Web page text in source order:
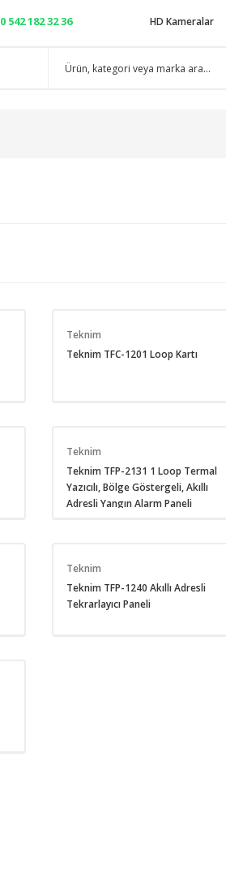
0 542 182 32 36 HD Kameralar
Teknim
Teknim TFC-1201 Loop Kartı
Teknim
Teknim TFP-2131 1 Loop Termal
Yazıcılı, Bölge Göstergeli, Akıllı
Adresli Yangın Alarm Paneli
Teknim
Teknim TFP-1240 Akıllı Adresli
Tekrarlayıcı Paneli